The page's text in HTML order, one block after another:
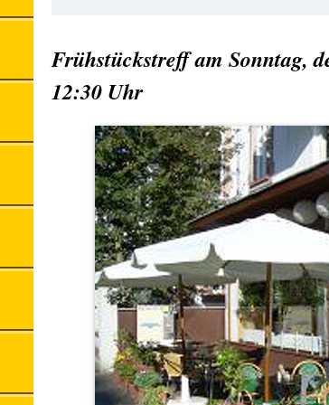
Frühstückstreff am Sonntag,
12:30 Uhr